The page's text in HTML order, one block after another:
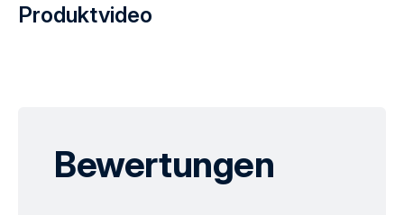
Produktvideo
Bewertungen